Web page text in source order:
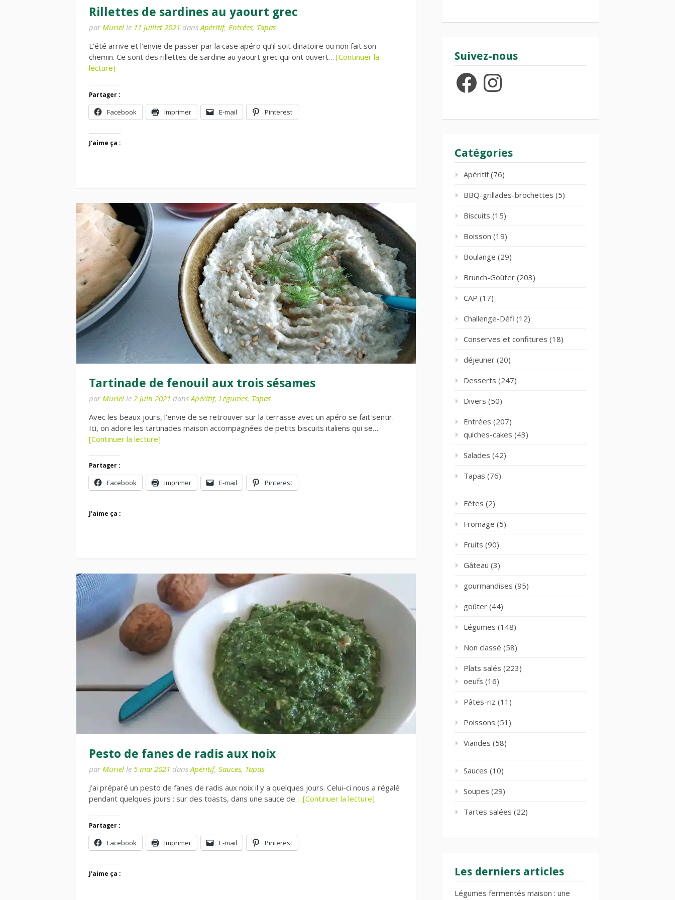
Rillettes de sardines au yaourt grec
par Muriel le 11 juillet 2021 dansApéritif, Entrées, Tapas
L’été arrive et l’envie de passer par la case apéro qu’il soit dinatoire ou non fait son
chemin. Ce sont des rillettes de sardine au yaourt grec qui ont ouvert… [Continuer la
lecture]
Partager :
Facebook Imprimer E-mail Pinterest
J’aime ça :
Tartinade de fenouil aux trois sésames
par Muriel le 2 juin 2021 dans Apéritif, Légumes, Tapas
Avec les beaux jours, l’envie de se retrouver sur la terrasse avec un apéro se fait sentir.
Ici, on adore les tartinades maison accompagnées de petits biscuits italiens qui se…
[Continuer la lecture]
Partager :
Facebook Imprimer E-mail Pinterest
J’aime ça :
Pesto de fanes de radis aux noix
par Muriel le 5 mai 2021 dansApéritif, Sauces, Tapas
J’ai préparé un pesto de fanes de radis aux noix il y a quelques jours. Celui-ci nous a régalé
pendant quelques jours : sur des toasts, dans une sauce de… [Continuer la lecture]
Partager :
Facebook Imprimer E-mail Pinterest
J’aime ça :
Suivez-nous
FacebookInstagram
Catégories
Apéritif(76)
BBQ-grillades-brochettes (5)
Biscuits (15)
Boisson (19)
Boulange (29)
Brunch-Goûter (203)
CAP (17)
Challenge-Défi (12)
Conserves et confitures (18)
déjeuner (20)
Desserts (247)
Divers (50)
Entrées (207)
quiches-cakes (43)
Salades (42)
Tapas (76)
Fêtes (2)
Fromage (5)
Fruits (90)
Gâteau (3)
gourmandises (95)
goûter (44)
Légumes (148)
Non classé (58)
Plats salés (223)
oeufs (16)
Pâtes-riz (11)
Poissons (51)
Viandes (58)
Sauces (10)
Soupes (29)
Tartes salées (22)
Les derniers articles
Légumes fermentés maison : une